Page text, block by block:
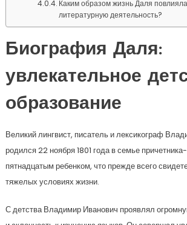
Каким образом жизнь Даля
литературную деятельность?
Биография Даля:
увлекательное
образование
Великий лингвист, писатель и лексикограф
родился 22 ноября 1801 года в семье
пятнадцатым ребенком, что прежде всего
тяжелых условиях жизни.
С детства Владимир Иванович проявлял